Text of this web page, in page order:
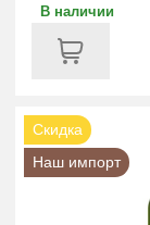
В наличии
Скидка
Наш импорт